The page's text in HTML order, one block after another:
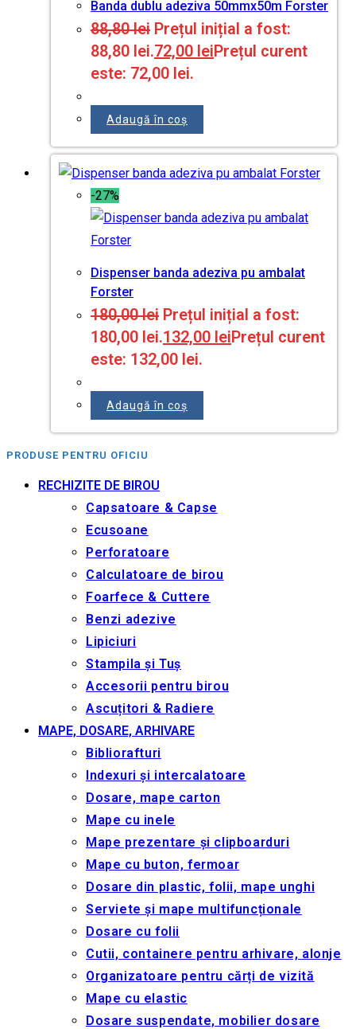
Banda dublu adeziva 50mmx50m Forster
88,80lei Prețul inițial a fost:
88,80 lei.72,00 leiPrețul curent
este: 72,00 lei.
Adaugă în coș
-27%
Dispenser banda adeziva pu ambalat
Forster
180,00lei Prețul inițial a fost:
180,00 lei.132,00 leiPrețul curent
este: 132,00 lei.
Adaugă în coș
PRODUSE PENTRU OFICIU
RECHIZITE DE BIROU
Capsatoare & Capse
Ecusoane
Perforatoare
Calculatoare de birou
Foarfece & Cuttere
Benzi adezive
Lipiciuri
Stampila și Tuș
Accesorii pentru birou
Ascuțitori & Radiere
MAPE, DOSARE, ARHIVARE
Bibliorafturi
Indexuri și intercalatoare
Dosare, mape carton
Mape cu inele
Mape prezentare și clipboarduri
Mape cu buton, fermoar
Dosare din plastic, folii, mape unghi
Serviete și mape multifuncționale
Dosare cu folii
Cutii, containere pentru arhivare, alonje
Organizatoare pentru cărți de vizită
Mape cu elastic
Dosare suspendate, mobilier dosare